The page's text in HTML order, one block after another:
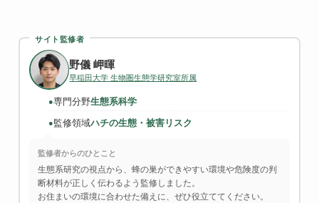
サイト監修者
野儀 岬暉
早稲田大学 生物圏生態学研究室所属
●専門分野生態系科学
●監修領域ハチの生態・被害リスク
監修者からのひとこと
生態系研究の視点から、蜂の巣ができやすい環境や危険度の判
断材料が正しく伝わるよう監修しました。
お住まいの環境に合わせた備えに、ぜひ役立ててください。